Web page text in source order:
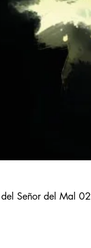
Señor del Mal 02